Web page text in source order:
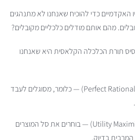
כדי להוכיח שאנחנו לא מתנהגים
מהם אותם מודלים כלכליים מקובלים?
תורת הכלכלה הקלאסית היא שאנחנו
רציונאליים לחלוטין (Perfect Rationality) — כלומר, מסוגלים לעבד
ממקסמים תועלת (Utility Maximizer) — בוחרים את סל המוצרים
בדיוק.